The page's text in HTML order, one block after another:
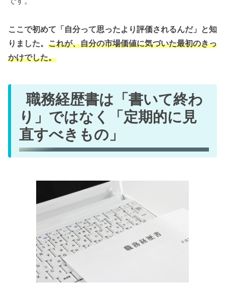
ここで初めて「自分って思ったより評価されるんだ」と知
りました。 これが、自分の市場価値に気づいた最初のきっ
かけでした。
職務経歴書は「書いて終わ
り」ではなく「定期的に見
直すべきもの」